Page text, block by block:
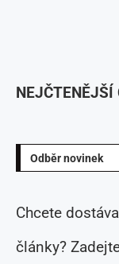
Odběr novinek
Chcete
články?
NEJČTENĚJŠÍ